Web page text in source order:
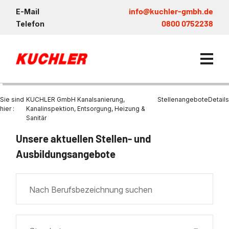
E-Mail info@kuchler-gmbh.de
Telefon 0800 0752238
Großprofilsanierung
GFK - Schachtliner
Entsorgung von
Chemisch physikalische
Behandlungsanlage
Wartung und Vollservice
Sanierung von
Entleerung von
Wärmepumpen Zentrum
Nachhaltigkeit & Umwelt
News & Aktuelles
Sie sind
hier :
KUCHLER GmbH Kanalsanierung,
Kanalinspektion, Entsorgung, Heizung &
Sanitär
StellenangeboteDetails
Unsere aktuellen Stellen- und
Ausbildungsangebote
Nach Berufsbezeichnung suchen